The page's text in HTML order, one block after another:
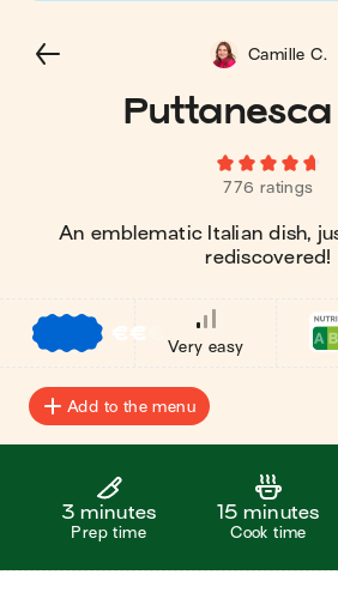
776 ratings
An emblematic Italian dish,
rediscovered!
Camille C.
€€
Very easy
Add to the menu
3 minutes
Prep time
15 minutes
Cook time